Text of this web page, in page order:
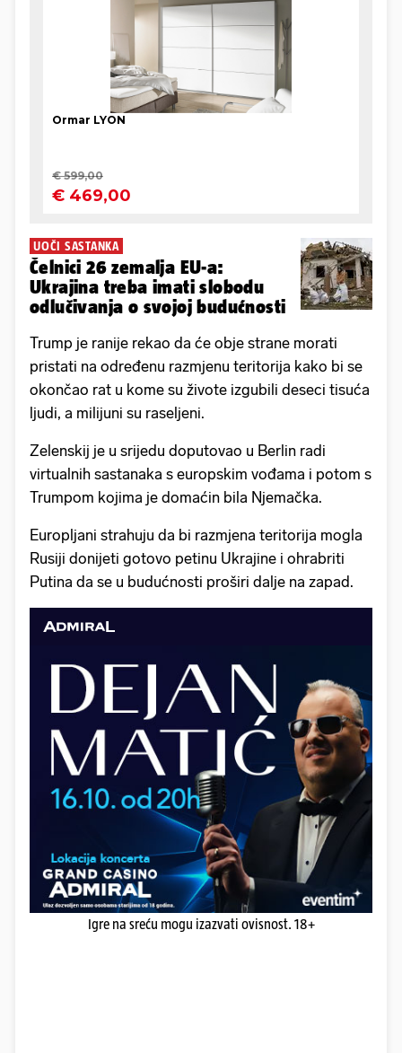
UOČI SASTANKA
Čelnici 26 zemalja EU-a:
Ukrajina treba imati slobodu
odlučivanja o svojoj budućnosti
Trump je ranije rekao da će obje strane morati
pristati na određenu razmjenu teritorija kako bi se
okončao rat u kome su živote izgubili deseci tisuća
ljudi, a milijuni su raseljeni.
Zelenskij je u srijedu doputovao u Berlin radi
virtualnih sastanaka s europskim vođama i potom s
Trumpom kojima je domaćin bila Njemačka.
Europljani strahuju da bi razmjena teritorija mogla
Rusiji donijeti gotovo petinu Ukrajine i ohrabriti
Putina da se u budućnosti proširi dalje na zapad.
Igre na sreću mogu izazvati ovisnost. 18+